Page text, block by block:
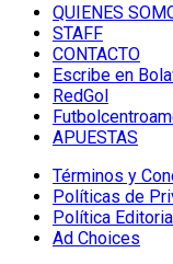
QUIENES
STAFF
CONTACTO
Escribe en
RedGol
APUESTAS
Términos y
Políticas de
Política
Ad Choices